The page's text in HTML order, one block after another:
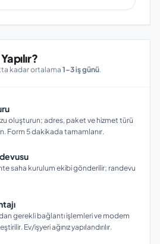
kadar ortalama 1–3 iş günü.
oluşturun; adres, paket ve hizmet türü
Form 5 dakikada tamamlanır.
saha kurulum ekibi gönderilir; randevu
gerekli bağlantı işlemleri ve modem
Ev/işyeri ağınız yapılandırılır.